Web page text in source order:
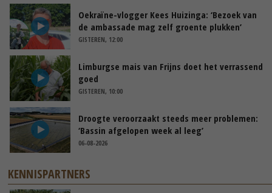
Oekraïne-vlogger Kees Huizinga: ‘Bezoek van
de ambassade mag zelf groente plukken’
GISTEREN, 12:00
Limburgse mais van Frijns doet het verrassend
goed
GISTEREN, 10:00
Droogte veroorzaakt steeds meer problemen:
‘Bassin afgelopen week al leeg’
06-08-2026
KENNISPARTNERS